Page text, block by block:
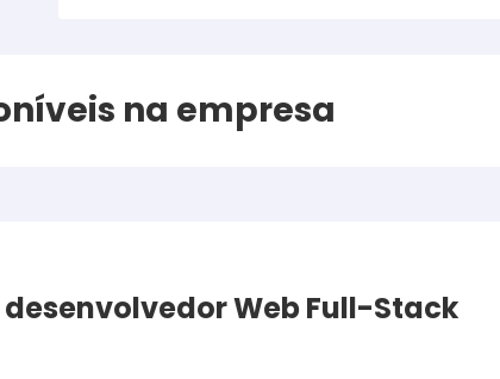
na empresa
Web Full-Stack